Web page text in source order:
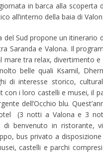
in barca alla scoperta
all’interno della baia di
Sud propone un itinerario
Saranda e Valona. Il
mare tra relax, divertimento e
belle quali Ksamil,
di interesse storico,
con i loro castelli e musei, il
dell’Occhio blu.
(3 notti a Valona e 3
benvenuto in ristorante,
bus privato a
castelli e parchi